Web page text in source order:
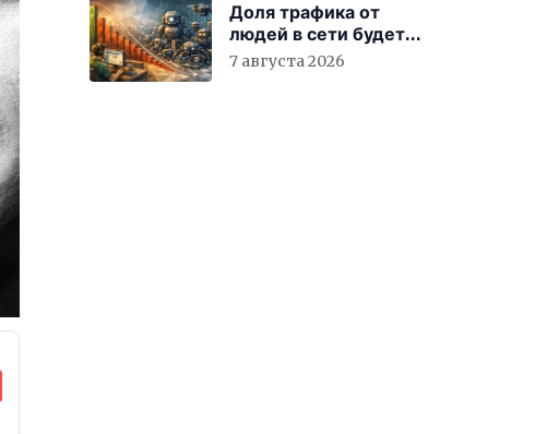
Доля трафика от
людей в сети будет
быстро снижаться
7 августа 2026